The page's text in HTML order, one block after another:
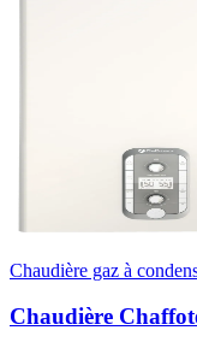
Chaudière gaz à
Chaudière